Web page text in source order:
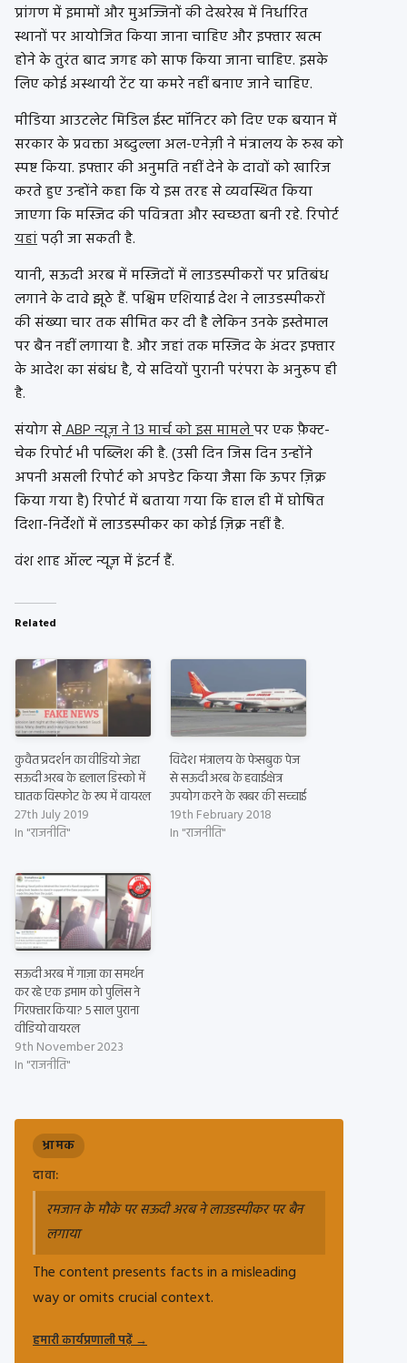
प्रांगण में इमामों और मुअज्जिनों की देखरेख में निर्धारित
स्थानों पर आयोजित किया जाना चाहिए और इफ्तार खत्म
होने के तुरंत बाद जगह को साफ किया जाना चाहिए. इसके
लिए कोई अस्थायी टेंट या कमरे नहीं बनाए जाने चाहिए.
मीडिया आउटलेट मिडिल ईस्ट मॉनिटर को दिए एक बयान में
सरकार के प्रवक्ता अब्दुल्ला अल-एनेज़ी ने मंत्रालय के रुख को
स्पष्ट किया. इफ्तार की अनुमति नहीं देने के दावों को खारिज
करते हुए उन्होंने कहा कि ये इस तरह से व्यवस्थित किया
जाएगा कि मस्जिद की पवित्रता और स्वच्छता बनी रहे. रिपोर्ट
यहांपढ़ी जा सकती है.
यानी, सऊदी अरब में मस्जिदों में लाउडस्पीकरों पर प्रतिबंध
लगाने के दावे झूठे हैं. पश्चिम एशियाई देश ने लाउडस्पीकरों
की संख्या चार तक सीमित कर दी है लेकिन उनके इस्तेमाल
पर बैन नहीं लगाया है. और जहां तक ​​मस्जिद के अंदर इफ्तार
के आदेश का संबंध है, ये सदियों पुरानी परंपरा के अनुरूप ही
है.
संयोग सेABP न्यूज़ ने 13 मार्च को इस मामलेपर एक फ़ैक्ट-
चेक रिपोर्ट भी पब्लिश की है. (उसी दिन जिस दिन उन्होंने
अपनी असली रिपोर्ट को अपडेट किया जैसा कि ऊपर ज़िक्र
किया गया है) रिपोर्ट में बताया गया कि हाल ही में घोषित
दिशा-निर्देशों में लाउडस्पीकर का कोई ज़िक्र नहीं है.
वंश शाह ऑल्ट न्यूज़ में इंटर्न हैं.
Related
कुवैत प्रदर्शन का वीडियो जेद्दा
सऊदी अरब के हलाल डिस्को में
घातक विस्फोट के रूप में वायरल
27th July 2019
In "राजनीति"
विदेश मंत्रालय के फेसबुक पेज
से सऊदी अरब के हवाईक्षेत्र
उपयोग करने के खबर की सच्चाई
19th February 2018
In "राजनीति"
सऊदी अरब में गाज़ा का समर्थन
कर रहे एक इमाम को पुलिस ने
गिरफ़्तार किया? 5 साल पुराना
वीडियो वायरल
9th November 2023
In "राजनीति"
भ्रामक
दावा:
रमजान के मौके पर सऊदी अरब ने लाउडस्पीकर पर बैन
लगाया
The content presents facts in a misleading
way or omits crucial context.
हमारी कार्यप्रणाली पढ़ें→